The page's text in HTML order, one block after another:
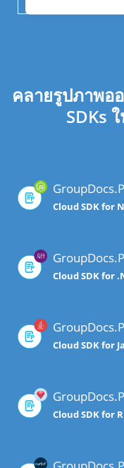
คลายรูปภาพอ
SDKs
Cloud SDK for
Cloud SDK for
Cloud SDK for
Cloud SDK for